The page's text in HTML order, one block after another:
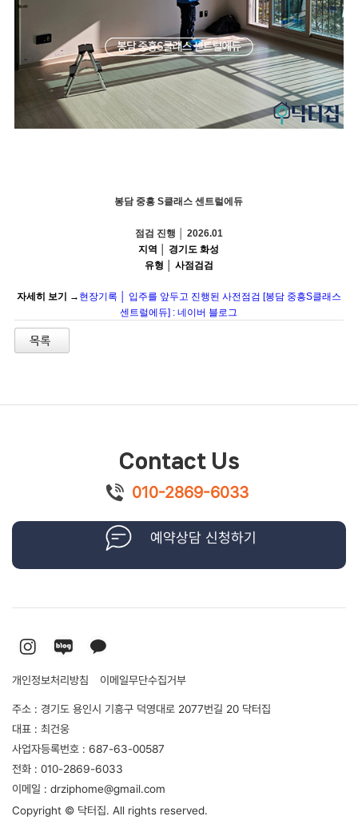
봉담 중흥 S클래스 센트럴에듀
점검 진행 │ 2026.01
지역 │ 경기도 화성
유형 │ 사점검검
자세히 보기 → 현장기록 │ 입주를 앞두고 진행된 사전점검 [봉담 중흥S클래스
센트럴에듀] : 네이버 블로그
Contact Us
010-2869-6033
예약상담 신청하기
개인정보처리방침 이메일무단수집거부
주소 : 경기도 용인시 기흥구 덕영대로 2077번길 20 닥터집
대표 : 최건웅
사업자등록번호 : 687-63-00587
전화 : 010-2869-6033
이메일 : drziphome@gmail.com
Copyright © 닥터집. All rights reserved.